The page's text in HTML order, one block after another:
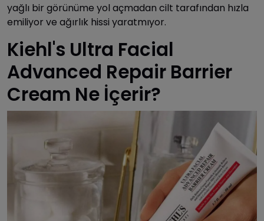
yağlı bir görünüme yol açmadan cilt tarafından hızla
emiliyor ve ağırlık hissi yaratmıyor.
Kiehl's Ultra Facial
Advanced Repair Barrier
Cream Ne İçerir?